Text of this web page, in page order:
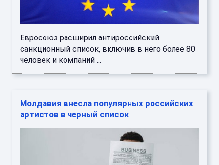
Евросоюз расширил антироссийский
санкционный список, включив в него более 80
человек и компаний ...
Молдавия внесла популярных российских
артистов в черный список